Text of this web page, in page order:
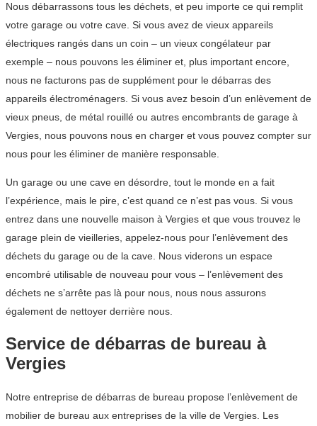
Nous débarrassons tous les déchets, et peu importe ce qui remplit
votre garage ou votre cave. Si vous avez de vieux appareils
électriques rangés dans un coin – un vieux congélateur par
exemple – nous pouvons les éliminer et, plus important encore,
nous ne facturons pas de supplément pour le débarras des
appareils électroménagers. Si vous avez besoin d’un enlèvement de
vieux pneus, de métal rouillé ou autres encombrants de garage à
Vergies, nous pouvons nous en charger et vous pouvez compter sur
nous pour les éliminer de manière responsable.
Un garage ou une cave en désordre, tout le monde en a fait
l’expérience, mais le pire, c’est quand ce n’est pas vous. Si vous
entrez dans une nouvelle maison à Vergies et que vous trouvez le
garage plein de vieilleries, appelez-nous pour l’enlèvement des
déchets du garage ou de la cave. Nous viderons un espace
encombré utilisable de nouveau pour vous – l’enlèvement des
déchets ne s’arrête pas là pour nous, nous nous assurons
également de nettoyer derrière nous.
Service de débarras de bureau à
Vergies
Notre entreprise de débarras de bureau propose l’enlèvement de
mobilier de bureau aux entreprises de la ville de Vergies. Les